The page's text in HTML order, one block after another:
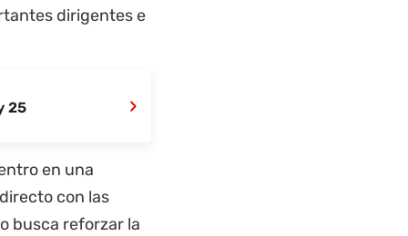
dirigentes e
25 ›
en una
con las
busca reforzar la